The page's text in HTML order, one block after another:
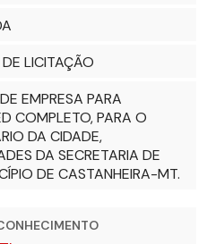
LICITAÇÃO
EMPRESA PARA
COMPLETO, PARA O
DA CIDADE,
DA SECRETARIA DE
DE CASTANHEIRA-MT.